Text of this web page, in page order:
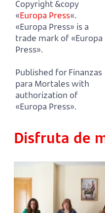
Copyright &copy
«Europa Press«.
«Europa Press» is a
trade mark of «Europa
Press».
Published for Finanzas
para Mortales with
authorization of
«Europa Press».
Disfruta de